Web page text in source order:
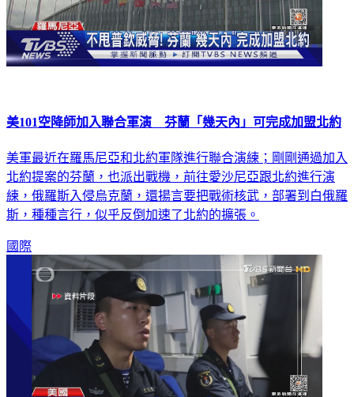
美101空降師加入聯合軍演 芬蘭「幾天內」可完成加盟北約
美軍最近在羅馬尼亞和北約軍隊進行聯合演練；剛剛通過加入
北約提案的芬蘭，也派出戰機，前往愛沙尼亞跟北約進行演
練，俄羅斯入侵烏克蘭，還揚言要把戰術核武，部署到白俄羅
斯，種種言行，似乎反倒加速了北約的擴張。
國際